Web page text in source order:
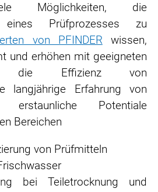
Möglichkeiten, die
eines Prüfprozesses zu
von PFINDER wissen,
und erhöhen mit geeigneten
die Effizienz von
langjährige Erfahrung von
erstaunliche Potentiale
Bereichen
von Prüfmitteln
bei Teiletrocknung und